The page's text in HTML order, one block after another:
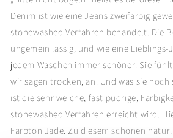
Bettwäsche
Denim
Jade
Bettwäsche
Stonewashed
Denim
Jade
Denim ist wie eine Jeans zweifarbig
stonewashed Verfahren behandelt. Die
ungemein lässig, und wie eine Lieblings-
jedem Waschen immer schöner. Sie
wir sagen trocken, an. Und was sie noch
ist die sehr weiche, fast pudrige,
stonewashed Verfahren erreicht wird.
Farbton Jade. Zu diesem schönen